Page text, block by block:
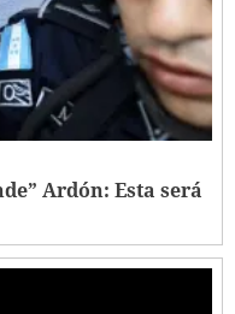
Ardón: Esta será